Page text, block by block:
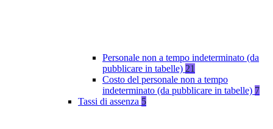
Personale non a tempo indeterminato (da
pubblicare in tabelle) 21
Costo del personale non a tempo
indeterminato (da pubblicare in tabelle) 7
Tassi di assenza 5